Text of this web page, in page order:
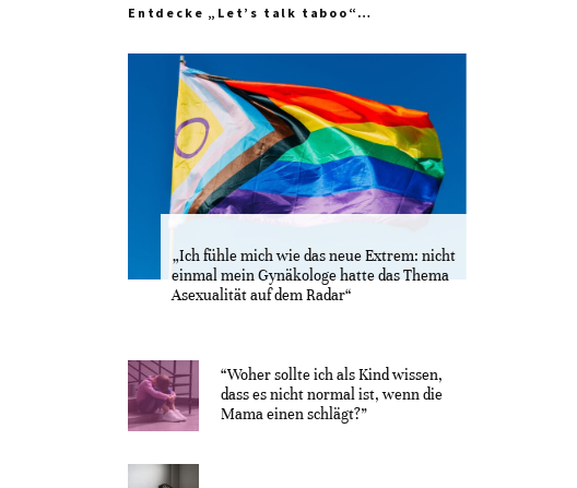
Entdecke „Let’s talk taboo“…
„Ich fühle mich wie das neue Extrem: nicht
einmal mein Gynäkologe hatte das Thema
Asexualität auf dem Radar“
“Woher sollte ich als Kind wissen,
dass es nicht normal ist, wenn die
Mama einen schlägt?”